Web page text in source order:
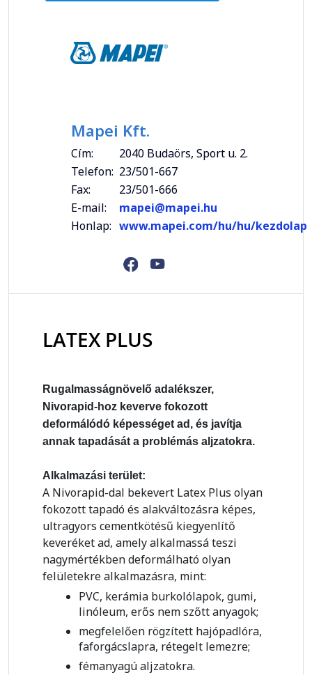
Mapei Kft.
Cím:
2040 Budaörs, Sport u. 2.
Telefon: 23/501-667
Fax:
23/501-666
E-mail:
mapei@mapei.hu
Honlap: www.mapei.com/hu/hu/kezdolap
LATEX PLUS
Rugalmasságnövelő adalékszer,
Nivorapid-hoz keverve fokozott
deformálódó képességet ad, és javítja
annak tapadását a problémás aljzatokra.
Alkalmazási terület:
A Nivorapid-dal bekevert Latex Plus olyan
fokozott tapadó és alakváltozásra képes,
ultragyors cementkötésű kiegyenlítő
keveréket ad, amely alkalmassá teszi
nagymértékben deformálható olyan
felületekre alkalmazásra, mint:
PVC, kerámia burkolólapok, gumi,
linóleum, erős nem szőtt anyagok;
megfelelően rögzített hajópadlóra,
faforgácslapra, rétegelt lemezre;
fémanyagú aljzatokra.